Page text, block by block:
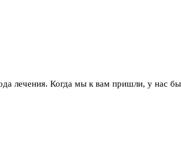
лечения. Когда мы к вам пришли, у нас